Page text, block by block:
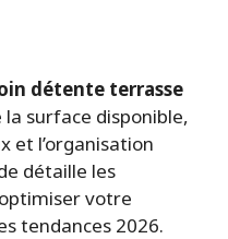
détente terrasse
la surface disponible,
et l’organisation
détaille les
votre
tendances 2026.